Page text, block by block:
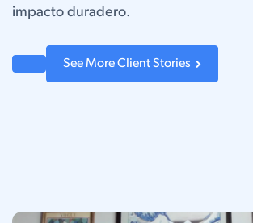
impacto duradero.
See More Client Stories